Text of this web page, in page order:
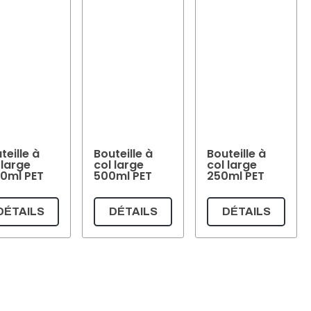
à
PET
Bouteille à
col large
500ml PET
DÉTAILS
Bouteille à
col large
250ml PET
DÉTAILS